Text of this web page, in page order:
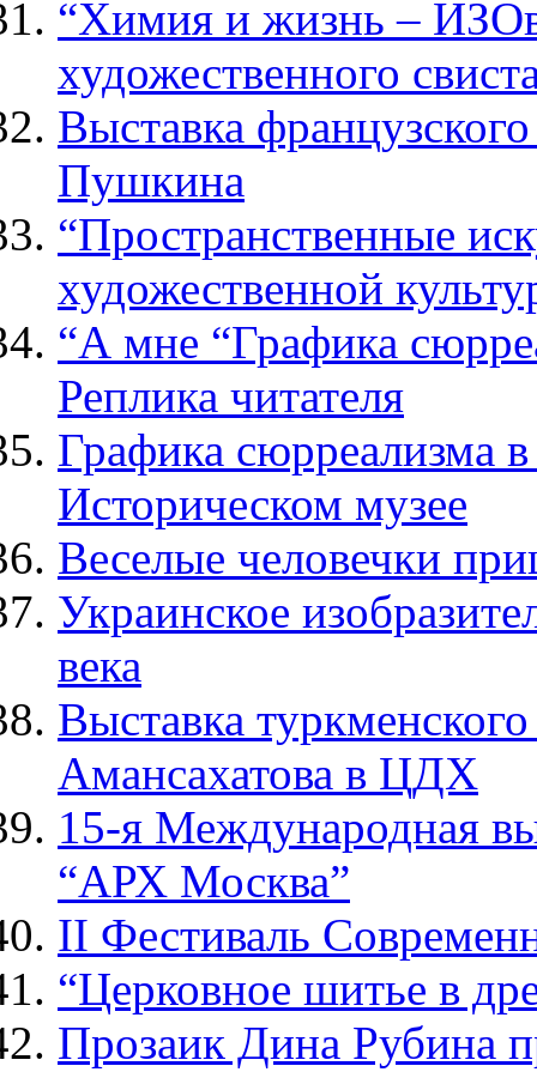
“Химия и жизнь –
художественного
Выставка
Пушкина
“Пространственные
художественной
“А мне “Графика
Реплика читателя
Графика сюрреализма
Историческом музее
Веселые человечки
Украинское
века
Выставка
Амансахатова в ЦДХ
15-я Международная
“АРХ Москва”
II Фестиваль
“Церковное шитье в
Прозаик Дина Рубина